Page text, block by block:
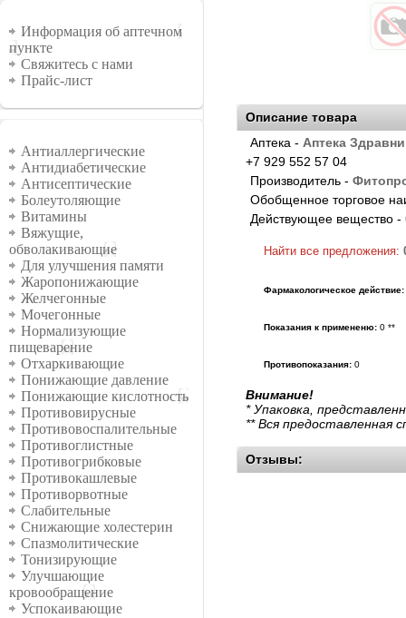
Информация
Информация об аптечном
пункте
Свяжитесь с нами
Прайс-лист
Группы
Антиаллергические
Антидиабетические
Антисептические
Болеутоляющие
Витамины
Вяжущие,
обволакивающие
Для улучшения памяти
Жаропонижающие
Желчегонные
Мочегонные
Нормализующие
пищеварение
Отхаркивающие
Понижающие давление
Понижающие кислотность
Противовирусные
Противовоспалительные
Противоглистные
Противогрибковые
Противокашлевые
Противорвотные
Слабительные
Снижающие холестерин
Спазмолитические
Тонизирующие
Улучшающие
кровообращение
Успокаивающие
Описание товара
Аптека - Аптека
+7 929 552 57 04
Производитель -
Обобщенное торговое
Действующее вещество -
Найти все предложения:
Фармакологическое действие:
Показания к примененю: 0 **
Противопоказания: 0
Внимание!
* Упаковка,
** Вся предоставленная
Отзывы: